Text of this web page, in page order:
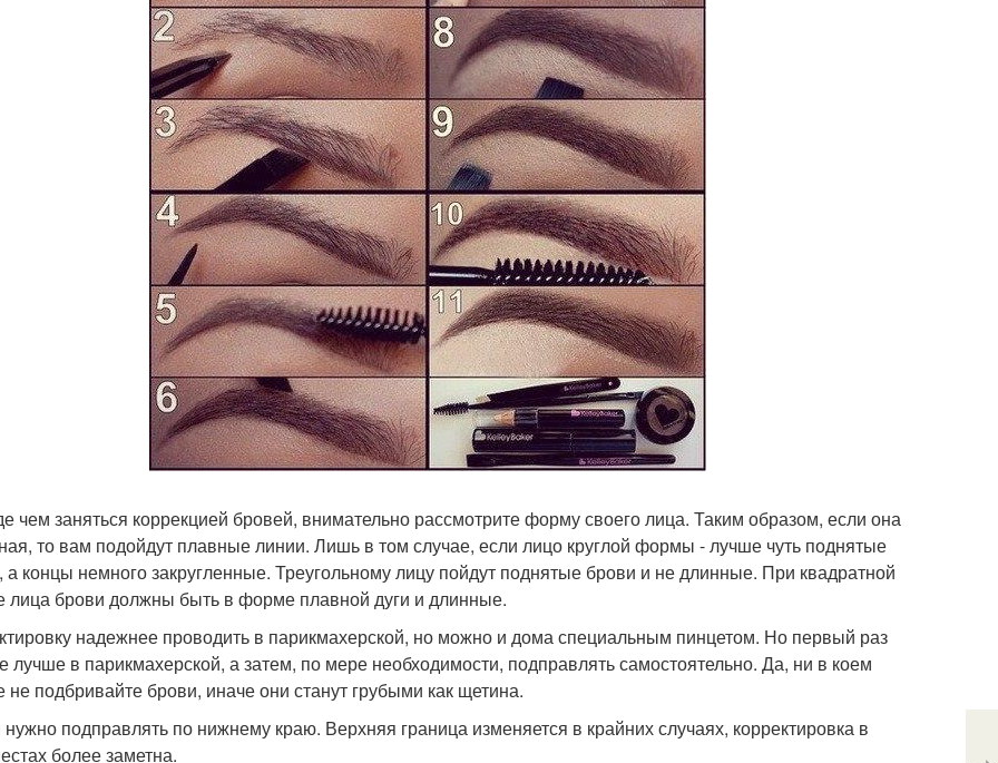
чем заняться коррекцией бровей, внимательно рассмотрите форму своего лица. Таким образом, если она
то вам подойдут плавные линии. Лишь в том случае, если лицо круглой формы - лучше чуть поднятые
а концы немного закругленные. Треугольному лицу пойдут поднятые брови и не длинные. При квадратной
брови должны быть в форме плавной дуги и длинные.
надежнее проводить в парикмахерской, но можно и дома специальным пинцетом. Но первый раз
лучше в парикмахерской, а затем, по мере необходимости, подправлять самостоятельно. Да, ни в коем
не подбривайте брови, иначе они станут грубыми как щетина.
подправлять по нижнему краю. Верхняя граница изменяется в крайних случаях, корректировка в
более заметна.